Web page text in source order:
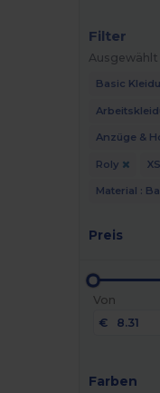
Filter
Ausgewählt
Basic
Anzüge &
Roly XS
Material :
Preis
Von
€
Farben